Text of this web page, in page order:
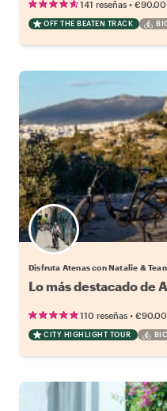
141 reseñas • €90.00
OFF THE BEATEN TRACK
Disfruta Atenas con Natalie &
Lo más destacado de
110 reseñas • €90.00
CITY HIGHLIGHT TOUR